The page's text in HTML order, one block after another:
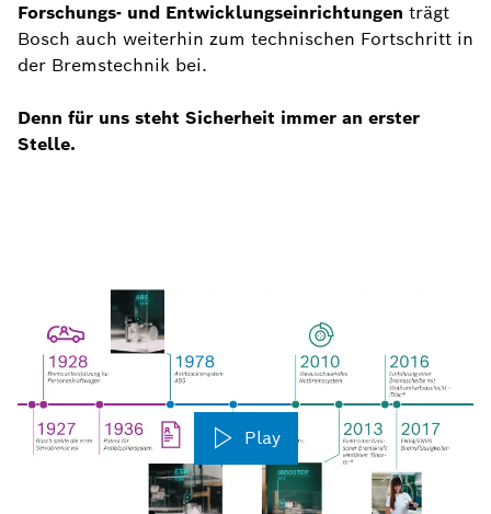
Forschungs- und Entwicklungseinrichtungen trägt
Bosch auch weiterhin zum technischen Fortschritt in
der Bremstechnik bei.
Denn für uns steht Sicherheit immer an erster
Stelle.
Play